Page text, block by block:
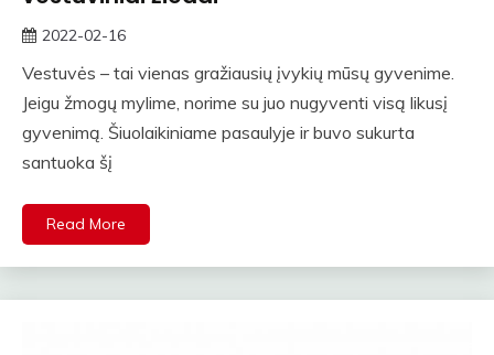
2022-02-16
Vestuvės – tai vienas gražiausių įvykių mūsų gyvenime.
Jeigu žmogų mylime, norime su juo nugyventi visą likusį
gyvenimą. Šiuolaikiniame pasaulyje ir buvo sukurta
santuoka šį
Read More